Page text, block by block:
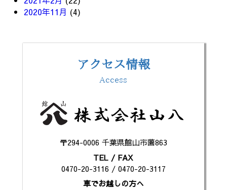
2020年11月 (4)
アクセス情報
Access
〒294-0006 千葉県館山市薗863
TEL / FAX
0470-20-3116 / 0470-20-3117
車でお越しの方へ